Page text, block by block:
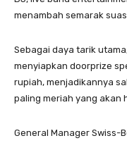
menambah semarak
Sebagai daya tarik
menyiapkan doorprize
rupiah, menjadikannya
paling meriah yang akan
General Manager Swiss-